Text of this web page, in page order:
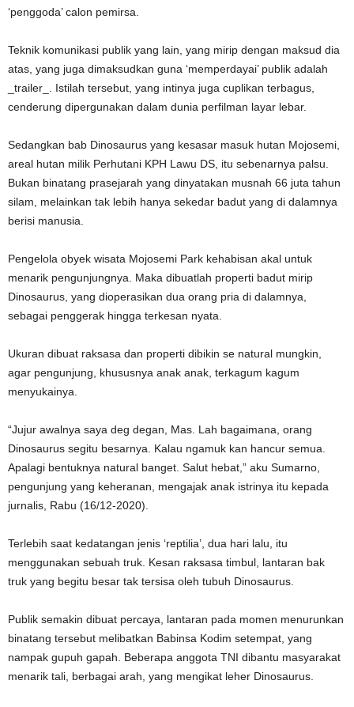
‘penggoda’ calon pemirsa.
Teknik komunikasi publik yang lain, yang mirip dengan maksud dia
atas, yang juga dimaksudkan guna ‘memperdayai’ publik adalah
_trailer_. Istilah tersebut, yang intinya juga cuplikan terbagus,
cenderung dipergunakan dalam dunia perfilman layar lebar.
Sedangkan bab Dinosaurus yang kesasar masuk hutan Mojosemi,
areal hutan milik Perhutani KPH Lawu DS, itu sebenarnya palsu.
Bukan binatang prasejarah yang dinyatakan musnah 66 juta tahun
silam, melainkan tak lebih hanya sekedar badut yang di dalamnya
berisi manusia.
Pengelola obyek wisata Mojosemi Park kehabisan akal untuk
menarik pengunjungnya. Maka dibuatlah properti badut mirip
Dinosaurus, yang dioperasikan dua orang pria di dalamnya,
sebagai penggerak hingga terkesan nyata.
Ukuran dibuat raksasa dan properti dibikin se natural mungkin,
agar pengunjung, khususnya anak anak, terkagum kagum
menyukainya.
“Jujur awalnya saya deg degan, Mas. Lah bagaimana, orang
Dinosaurus segitu besarnya. Kalau ngamuk kan hancur semua.
Apalagi bentuknya natural banget. Salut hebat,” aku Sumarno,
pengunjung yang keheranan, mengajak anak istrinya itu kepada
jurnalis, Rabu (16/12-2020).
Terlebih saat kedatangan jenis ‘reptilia’, dua hari lalu, itu
menggunakan sebuah truk. Kesan raksasa timbul, lantaran bak
truk yang begitu besar tak tersisa oleh tubuh Dinosaurus.
Publik semakin dibuat percaya, lantaran pada momen menurunkan
binatang tersebut melibatkan Babinsa Kodim setempat, yang
nampak gupuh gapah. Beberapa anggota TNI dibantu masyarakat
menarik tali, berbagai arah, yang mengikat leher Dinosaurus.